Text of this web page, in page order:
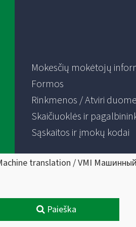
Mokesčių mokėtojų
Formos
Rinkmenos / Atviri
Skaičiuoklės ir
Sąskaitos ir įmokų kodai
translation / VMI
Paieška